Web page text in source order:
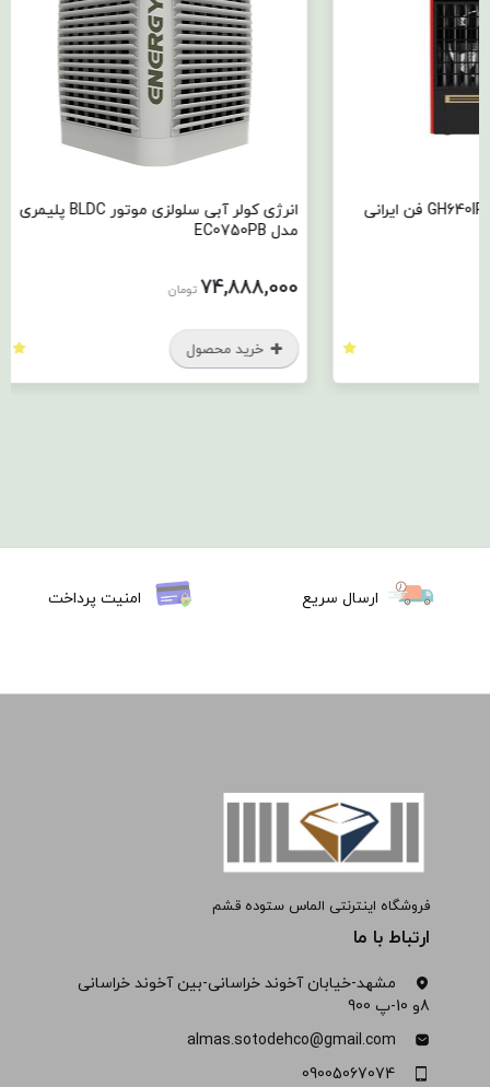
انرژی کولر آبی سلولزی موتور BLDC پلیمری
74,888,000 تومان
خرید محصول
انرژی
ارسال سریع امنیت پرداخت
فروشگاه اینترنتی الماس ستوده قشم
ارتباط با ما
مشهد-خیابان آخوند خراسانی-بین آخوند خراسانی
8و 10-پ 900
almas.sotodehco@gmail.com
09005067074